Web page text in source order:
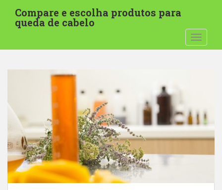
r
Compare e escolha produtos para
queda de cabelo